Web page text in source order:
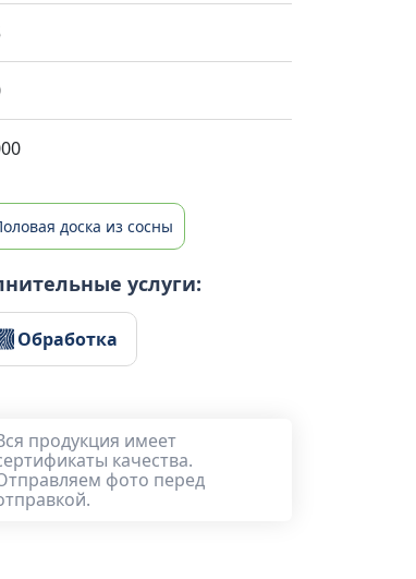
доска из сосны
услуги:
Обработка
продукция имеет
качества.
фото перед